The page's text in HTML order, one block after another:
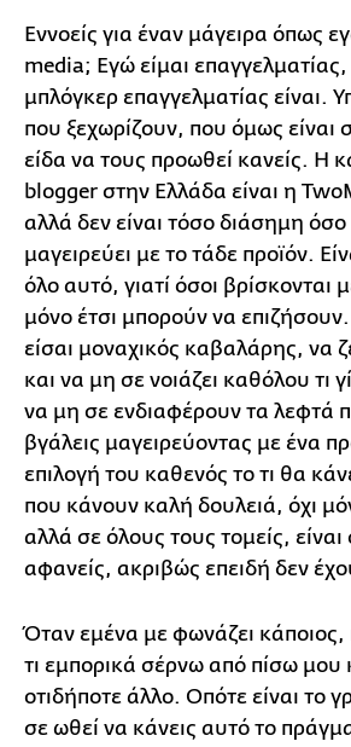
Εννοείς για έναν μάγειρα όπως
media; Εγώ είμαι
μπλόγκερ επαγγελματίας είναι.
που ξεχωρίζουν, που όμως είναι
είδα να τους προωθεί κανείς. Η
blogger στην Ελλάδα είναι η
αλλά δεν είναι τόσο διάσημη
μαγειρεύει με το τάδε προϊόν.
όλο αυτό, γιατί όσοι βρίσκονται
μόνο έτσι μπορούν να
είσαι μοναχικός καβαλάρης, να
και να μη σε νοιάζει καθόλου τι
να μη σε ενδιαφέρουν τα λεφτά
βγάλεις μαγειρεύοντας με ένα
επιλογή του καθενός το τι θα
που κάνουν καλή δουλειά, όχι
αλλά σε όλους τους τομείς,
αφανείς, ακριβώς επειδή δεν
Όταν εμένα με φωνάζει κάποιος,
τι εμπορικά σέρνω από πίσω μου
οτιδήποτε άλλο. Οπότε είναι το
σε ωθεί να κάνεις αυτό το